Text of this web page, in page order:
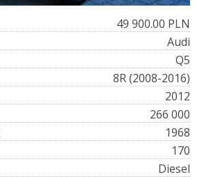
49 900.00 PLN
Audi
Q5
8R (2008-2016)
2012
266 000
1968
170
Diesel